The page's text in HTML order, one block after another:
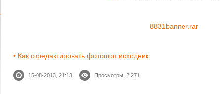
8831banner.rar
• Как отредактировать фотошоп исходник
15-08-2013, 21:13 Просмотры: 2 271